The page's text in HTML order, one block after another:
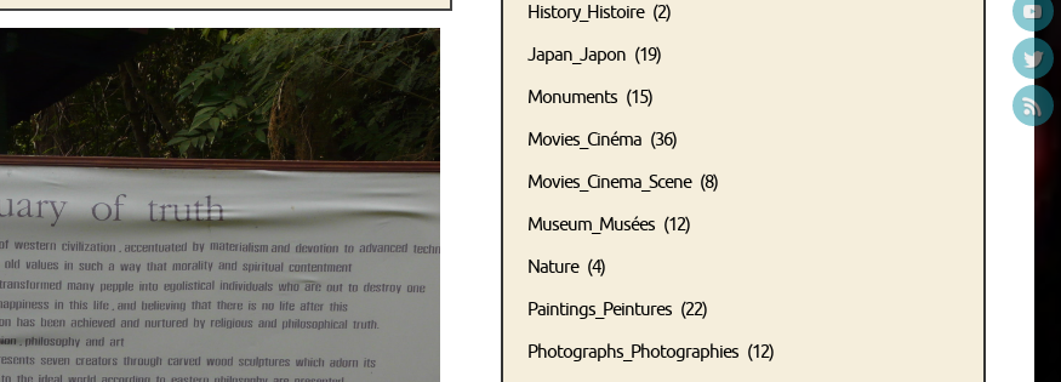
History_Histoire(2)
Japan_Japon (19)
Monuments (15)
Movies_Cinéma (36)
Movies_Cinema_Scene(8)
Museum_Musées (12)
Nature(4)
Paintings_Peintures (22)
Photographs_Photographies (12)